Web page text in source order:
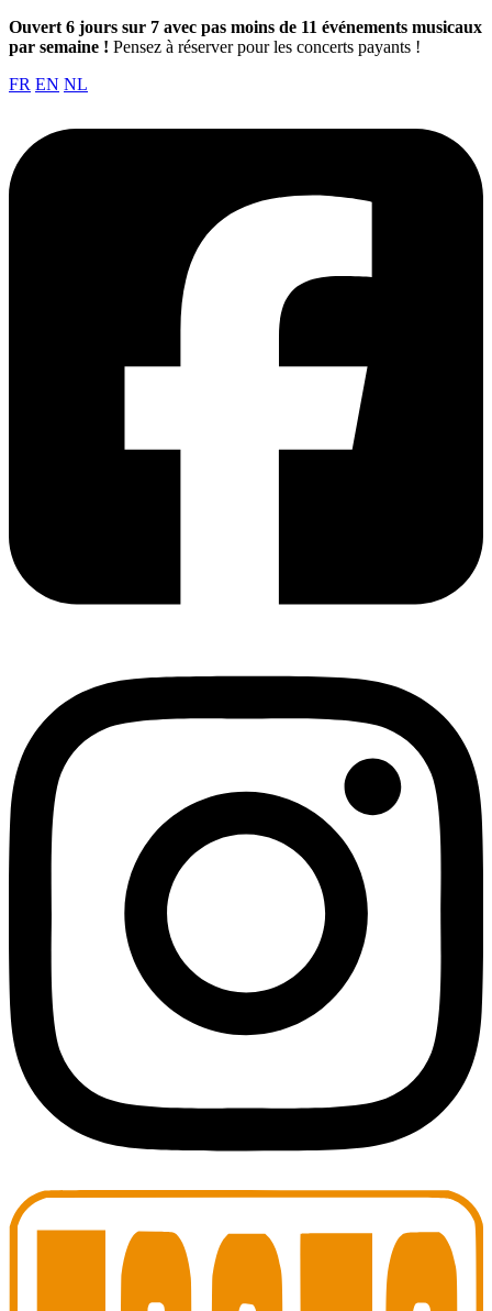
Ouvert 6 jours sur 7 avec pas moins de 11 événements musicaux
par semaine ! Pensez à réserver pour les concerts payants !
FR EN NL
Toots Jazz Club